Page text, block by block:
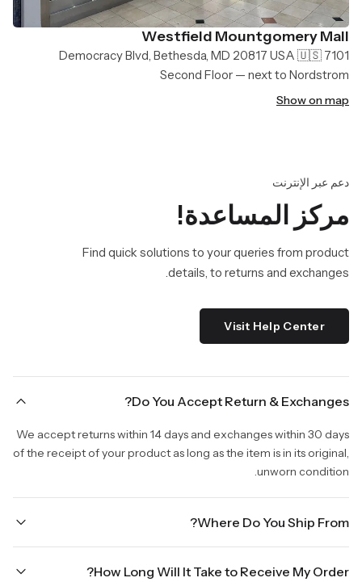
Westfield Mountgomery Mall
7101 Democracy Blvd, Bethesda, MD 20817 USA 🇺🇸
Second Floor — next to Nordstrom
Show on map
دعم عبر الإنترنت
مركز المساعدة!
Find quick solutions to your queries from product
details, to returns and exchanges.
Visit Help Center
Do You Accept Return & Exchanges?
We accept returns within 14 days and exchanges within 30 days
of the receipt of your product as long as the item is in its original,
unworn condition.
Where Do You Ship From?
How Long Will It Take to Receive My Order?